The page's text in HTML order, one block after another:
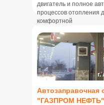
двигатель и полное
процессов отопления
комфортной
Автозаправочная
"ГАЗПРОМ НЕФТЬ"